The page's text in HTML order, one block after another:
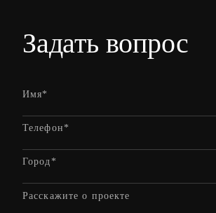
Задать вопрос